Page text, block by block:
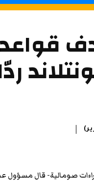
صومالية- قال مسؤول